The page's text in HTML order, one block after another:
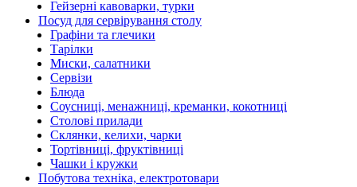
Гейзерні кавоварки, турки
Посуд для сервірування столу
Графіни та глечики
Тарілки
Миски, салатники
Сервізи
Блюда
Соусниці, менажниці, креманки, кокотниці
Столові прилади
Склянки, келихи, чарки
Тортівниці, фруктівниці
Чашки і кружки
Побутова техніка, електротовари